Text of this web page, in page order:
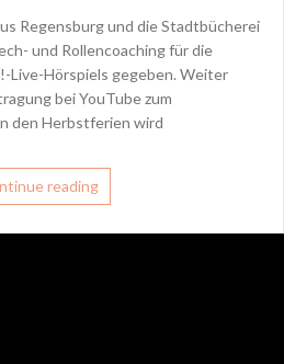
Regensburg und die Stadtbücherei
und Rollencoaching für die
Live-Hörspiels gegeben. Weiter
bei YouTube zum
den Herbstferien wird
reading